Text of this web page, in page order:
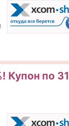
Купон по 31